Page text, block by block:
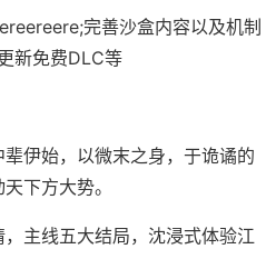
完善沙盒内容以及机制
新免费DLC等
伊始，以微末之身，于诡谲的
下方大势。
主线五大结局，沈浸式体验江